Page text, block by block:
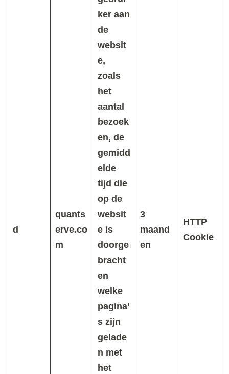
d
quants
erve.co
m
ker aan
de
websit
e,
zoals
het
aantal
bezoek
en, de
gemidd
elde
tijd die
op de
websit
e is
doorge
bracht
en
welke
pagina’
s zijn
gelade
n met
het
3
maand
en
HTTP
Cookie